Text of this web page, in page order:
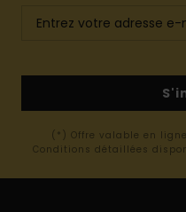
(*) Offre valable en
Conditions détaillées